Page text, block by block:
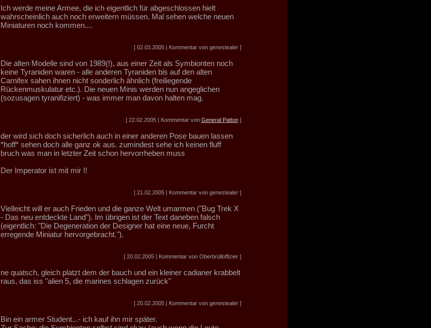
Ich werde meine Armee, die ich eigentlich für abgeschlossen hielt
wahrscheinlich auch noch erweitern müssen. Mal sehen welche neuen
Miniaturen noch kommen....
[ 02.03.2005 | Kommentar von genestealer ]
Die alten Modelle sind von 1989(!), aus einer Zeit als Symbionten noch
keine Tyraniden waren - alle anderen Tyraniden bis auf den alten
Carnifex sahen ihnen nicht sonderlich ähnlich (freiliegende
Rückenmuskulatur etc.). Die neuen Minis werden nun angeglichen
(sozusagen tyranifiziert) - was immer man davon halten mag.
[ 22.02.2005 | Kommentar von General Patton]
der wird sich doch sicherlich auch in einer anderen Pose bauen lassen
*hoff* sehen doch alle ganz ok aus. zumindest sehe ich keinen fluff
bruch was man in letzter Zeit schon hervorrheben muss
Der Imperator ist mit mir !!
[ 21.02.2005 | Kommentar von genestealer ]
Vielleicht will er auch Frieden und die ganze Welt umarmen ("Bug Trek X
- Das neu entdeckte Land"). Im übrigen ist der Text daneben falsch
(eigentlich: "Die Degeneration der Designer hat eine neue, Furcht
erregende Miniatur hervorgebracht.").
[ 20.02.2005 | Kommentar von Oberbrülloffizier ]
ne quatsch, gleich platzt dem der bauch und ein kleiner cadianer krabbelt
raus, das iss "alien 5, die marines schlagen zurück"
[ 20.02.2005 | Kommentar von genestealer ]
Bin ein armer Student...- ich kauf ihn mir später.